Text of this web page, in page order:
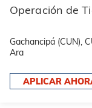
Operación de
Gachancipá (CUN),
Ara
APLICAR